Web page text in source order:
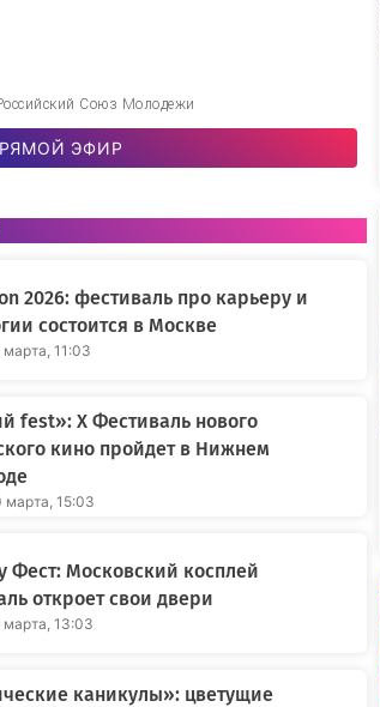
Союз Молодежи
ЭФИР
2026: фестиваль про карьеру и
состоится в Москве
марта, 11:03
fest»: X Фестиваль нового
кино пройдет в Нижнем
марта, 15:03
Фест: Московский косплей
откроет свои двери
марта, 13:03
каникулы»: цветущие